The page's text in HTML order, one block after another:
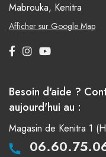
Mabrouka, Kenitra
Afficher sur Google Map
Besoin d'aide ?
aujourd'hui au :
Magasin de Kenitra 1